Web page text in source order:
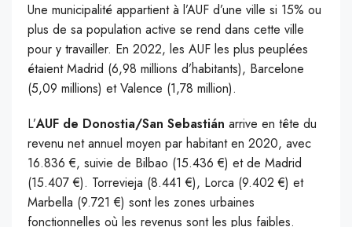
Une municipalité appartient à l’AUF d’une ville si 15% ou
plus de sa population active se rend dans cette ville
pour y travailler. En 2022, les AUF les plus peuplées
étaient Madrid (6,98 millions d’habitants), Barcelone
(5,09 millions) et Valence (1,78 million).
L’AUF de Donostia/San Sebastián arrive en tête du
revenu net annuel moyen par habitant en 2020, avec
16.836 €, suivie de Bilbao (15.436 €) et de Madrid
(15.407 €). Torrevieja (8.441 €), Lorca (9.402 €) et
Marbella (9.721 €) sont les zones urbaines
fonctionnelles où les revenus sont les plus faibles.